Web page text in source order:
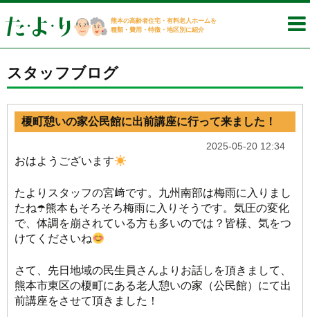
熊本の高齢者住宅・有料老人ホームを
種類・費用・特徴・地区別に紹介
スタッフブログ
榎町憩いの家公民館に出前講座に行って来ました！
2025-05-20 12:34
おはようございます
たよりスタッフの宮﨑です。九州南部は梅雨に入りまし
たね☂️熊本もそろそろ梅雨に入りそうです。気圧の変化
で、体調を崩されている方も多いのでは？皆様、気をつ
けてくださいね
さて、先日地域の民生員さんよりお話しを頂きまして、
熊本市東区の榎町にある老人憩いの家（公民館）にて出
前講座をさせて頂きました！